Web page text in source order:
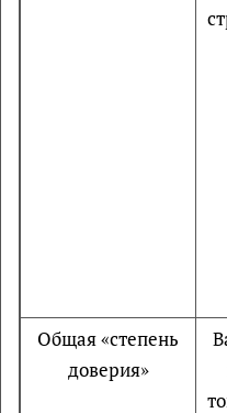
Общая «степень
доверия»